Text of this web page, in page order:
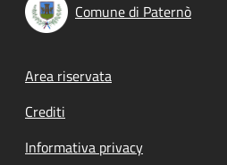
Comune di Paternò
Footer menu
Area riservata
Crediti
Informativa privacy